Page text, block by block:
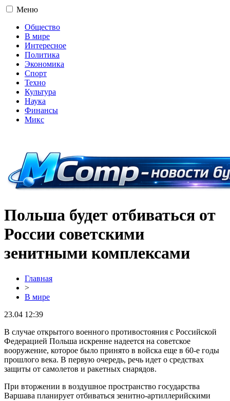
Меню
Общество
В мире
Интересное
Политика
Экономика
Спорт
Техно
Культура
Наука
Финансы
Микс
Польша будет отбиваться от
России советскими
зенитными комплексами
Главная
>
В мире
23.04 12:39
В случае открытого военного противостояния с Российской
Федерацией Польша искренне надеется на советское
вооружение, которое было принято в войска еще в 60-е годы
прошлого века. В первую очередь, речь идет о средствах
защиты от самолетов и ракетных снарядов.
При вторжении в воздушное пространство государства
Варшава планирует отбиваться зенитно-артиллерийскими